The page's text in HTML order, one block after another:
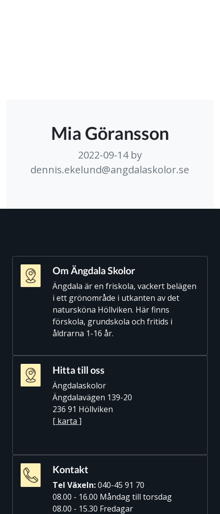
Mia Göransson
2022-09-14 by
dennis.ekelund@angdalaskolor.se
Om Ängdala Skolor
Ängdala är en friskola, vackert belägen
i ett grönområde i utkanten av det
natursköna Höllviken. Här finns
förskola, grundskola och fritids i
åldrarna 1-16 år.
Hitta till oss
Ängdalaskolor
Ängdalavägen 139-20
236 91 Höllviken
[ karta ]
Kontakt
Tel Växeln:040-45 91 70
08.00 - 16.00 Måndag till torsdag
08.00 - 15.30 Fredagar